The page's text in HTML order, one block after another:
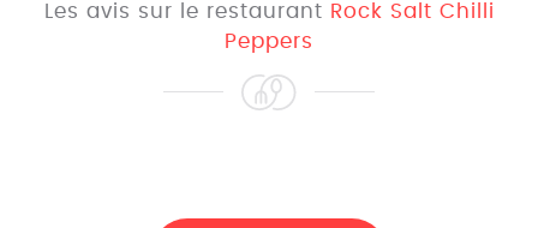
Les avis sur le restaurant Rock Salt Chilli
Peppers